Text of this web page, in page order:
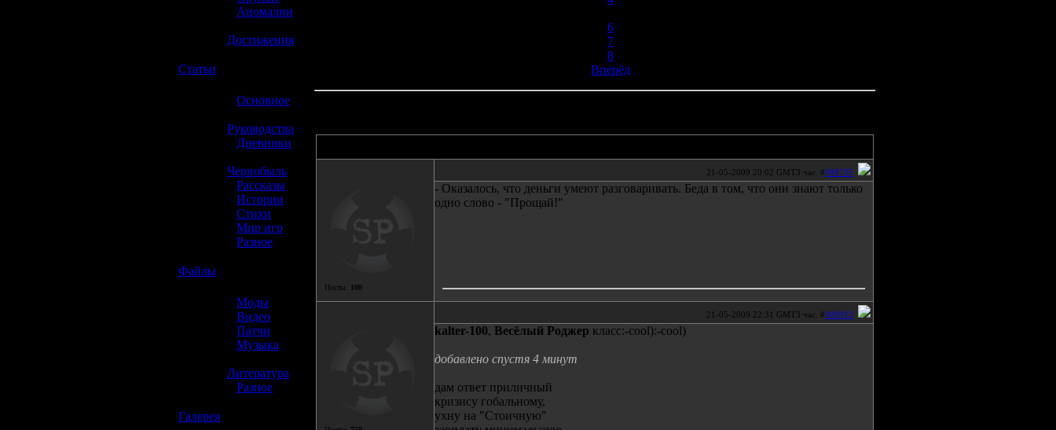
Аномалии
Достижения
Статьи
Основное
Руководства
Дневники
Чернобыль
Рассказы
Истории
Стихи
Мир игр
Разное
Файлы
Моды
Видео
Патчи
Музыка
Литература
Разное
Галерея
6
7
8
Вперёд
Посты: 100
21-05-2009 20:02 GMT3 час. #909735
- Оказалось, что деньги умеют разговаривать. Беда в том, что они знают только
одно слово - "Прощай!"
21-05-2009 22:31 GMT3 час. #909913
kalter-100, Весёлый Роджер класс:-cool):-cool)
добавлено спустя 4 минут
дам ответ приличный
кризису гобальному,
ухну на "Стоичную"